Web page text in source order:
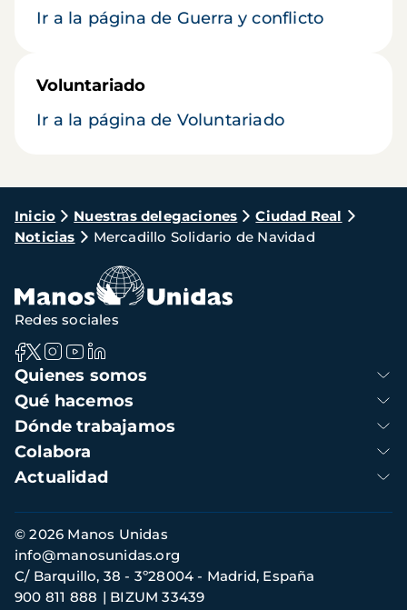
Ir a la página de Guerra y conflicto
Voluntariado
Ir a la página de Voluntariado
Ruta
de
navegación
Inicio Nuestras delegaciones
Ciudad Real
Noticias
Mercadillo Solidario de Navidad
Navegación
principal
Quienes somos
Qué hacemos
Dónde trabajamos
Colabora
Actualidad
Redes sociales
Información
de
contacto
© 2026 Manos Unidas
C/ Barquillo, 38 - 3º28004 - Madrid, España
900 811 888
BIZUM 33439
info@manosunidas.org